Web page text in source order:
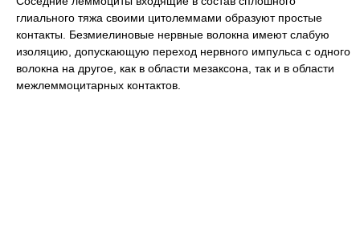
глиального тяжа своими цитолеммами образуют простые
контакты. Безмиелиновые нервные волокна имеют слабую
изоляцию, допускающую переход нервного импульса с одного
волокна на другое, как в области мезаксона, так и в области
межлеммоцитарных контактов.